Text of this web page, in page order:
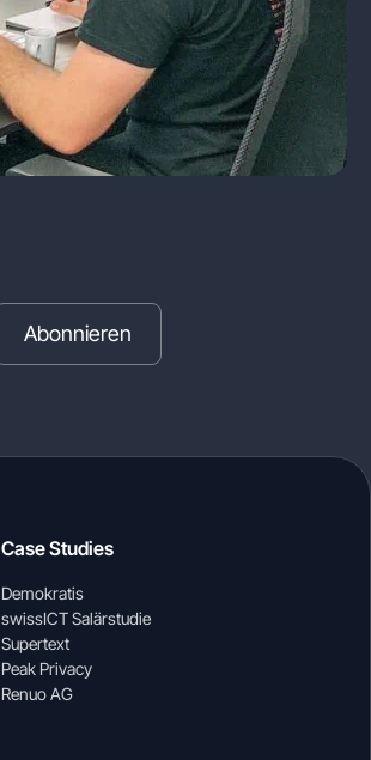
Abonnieren
Case Studies
Demokratis
swissICT Salärstudie
Supertext
Peak Privacy
Renuo AG